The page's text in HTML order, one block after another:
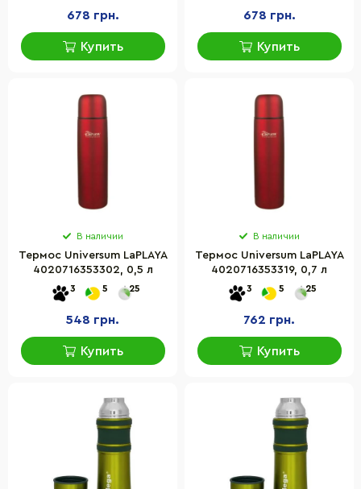
678 грн.
Купить
678 грн.
Купить
В наличии
Термос Universum LaPLAYA
4020716353302, 0,5 л
3 5 25
548 грн.
Купить
В наличии
Термос Universum LaPLAYA
4020716353319, 0,7 л
3 5 25
762 грн.
Купить